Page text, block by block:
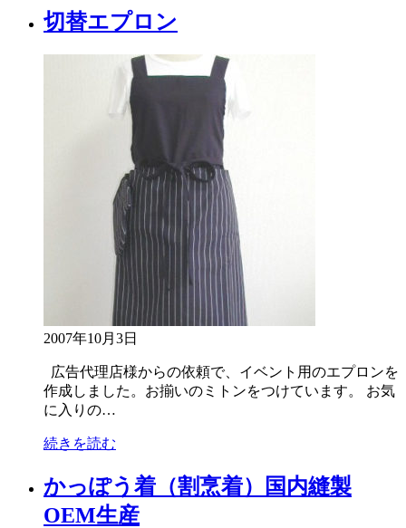
切替エプロン
2007年10月3日
広告代理店様からの依頼で、イベント用のエプロンを
作成しました。お揃いのミトンをつけています。 お気
に入りの…
続きを読む
かっぽう着（割烹着）国内縫製
OEM生産